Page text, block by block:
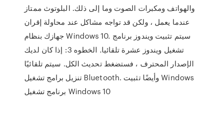
والهواتف ومكبرات الصوت وما إلى ذلك. البلوتوث ممتاز
عندما يعمل ، ولكن قد تواجه مشاكل عند محاولة إقران
جهازك بنظام Windows 10. سيتم تثبيت ويندوز برنامج
تشغيل ويندوز عشرة تلقائيا. الخطوه 3: إذا كان لديك
الإصدار المحترف ، فستضغط تحديث الكل. سيتم تلقائيًا
تنزيل برامج تشغيل Bluetooth. وأيضًا تثبيت Windows
برنامج تشغيل Windows 10